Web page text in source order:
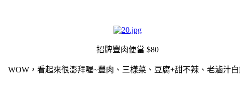
招牌豐肉便當 $80
WOW，看起來很澎拜喔~豐肉、三樣菜、豆腐+甜不辣、老滷汁